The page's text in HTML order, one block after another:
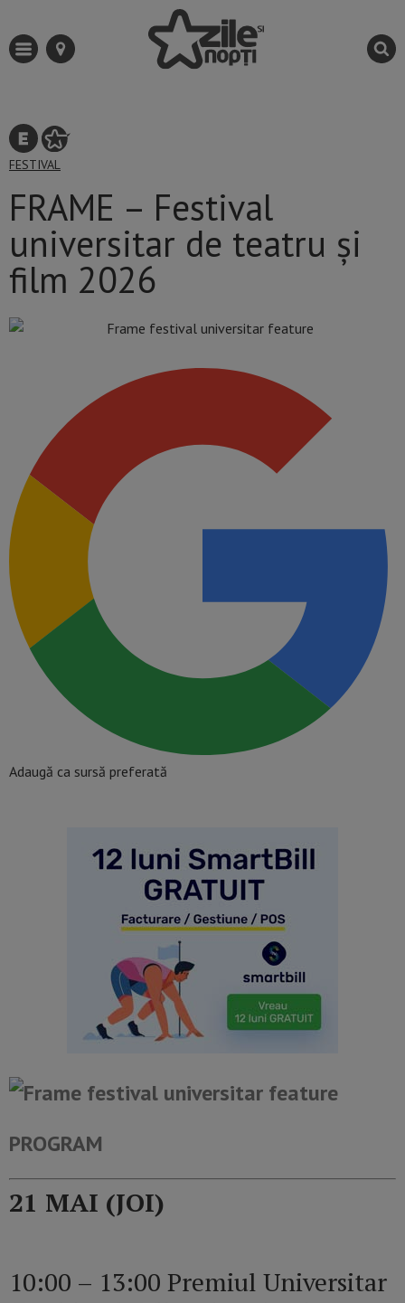
FESTIVAL
FRAME – Festival
universitar de teatru și
film 2026
Adaugă ca sursă preferată
PROGRAM
21 MAI (JOI)
10:00 – 13:00 Premiul Universitar